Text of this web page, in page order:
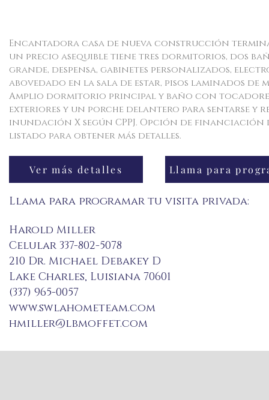
Encantadora casa de nueva construcción
un precio asequible tiene tres dormitorios, dos
grande, despensa, gabinetes personalizados,
abovedado en la sala de estar, pisos laminados
Amplio dormitorio principal y baño con tocadores
exteriores y un porche delantero para sentarse y
inundación X según CPPJ. Opción de
listado para obtener más detalles.
Ver más detalles
Llama para programar tu visita privada:
Harold Miller
Celular 337-802-5078
210 Dr. Michael Debakey D
Lake Charles, Luisiana 70601
(337) 965-0057
www.swlahometeam.com
hmiller@lbmoffet.com